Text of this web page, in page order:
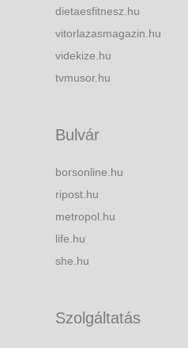
dietaesfitnesz.hu
vitorlazasmagazin.hu
videkize.hu
tvmusor.hu
Bulvár
borsonline.hu
ripost.hu
metropol.hu
life.hu
she.hu
Szolgáltatás